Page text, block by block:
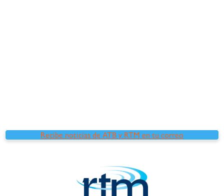
Recibe noticias de ATB y RTM en tu correo